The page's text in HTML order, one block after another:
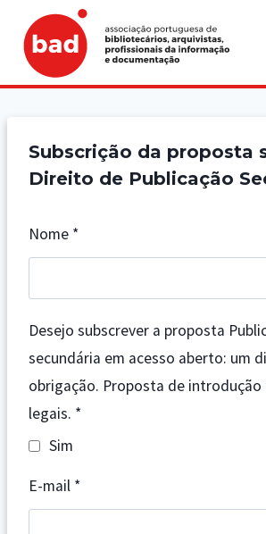
content
Subscrição da proposta
Direito de Publicação
Nome *
Desejo subscrever a proposta
secundária em acesso aberto: um
obrigação. Proposta de introdução
legais. *
Sim
E-mail *